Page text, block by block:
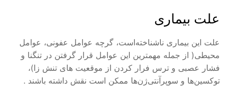
علت بیماری
علت این بیماری ناشناخته‌است، گرچه عوامل عفونی، عوامل
محیطی( از جمله مهمترین این عوامل قرار گرفتن در تنگنا و
فشار عصبی و ترس فرار کردن از موقعیت های تنش زا)،
توکسین‌ها و سوپرآنتی‌ژن‌ها ممکن است نقش داشته باشند .